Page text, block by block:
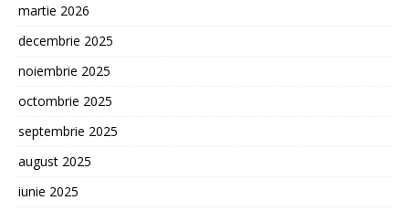
martie 2026
decembrie 2025
noiembrie 2025
octombrie 2025
septembrie 2025
august 2025
iunie 2025